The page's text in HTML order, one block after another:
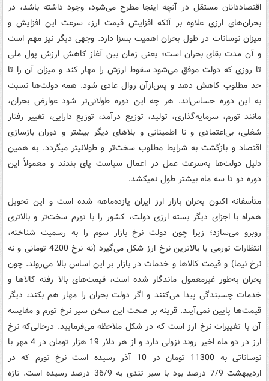
اقتصاددانان مستقل در آنچه اینجا مطرح می‌شود، وجود داشته باشد، در
بحران‌های ارزی علاوه بر آنکه افزایش قیمت ارز، سرعت این افزایش و
میزان نوسانات در طول بحران اهمیت بسزا دارد. وجهی دیگر نیز مهم است
و آن مدت بقای بحران است؛ یعنی زمان بین آغاز کاهش ارزش پول ملی
تا روزی که دولت موفق می‌شود سقوط ارزش را مهار کند و میزان آن را تا
حد مطلوب کاهش دهد و پس‌ازآن روال عادی شود. همه دولت‌ها نسبت
به این دوره حساس‌اند. هر چه این دوره طولانی‌تر شود عوارض بحران،
مانند تورم، سرمایه‌گذاری، تولید، توزیع درآمد، توزیع دارایی، تغییر رفتار
شغلی، بی‌اعتمادی و نا اطمینانی و بلاهای دیگر بیشتر و دوران بازسازی
اقتصاد و بازگشت به شرایط مطلوب سخت‌تر و طولانی­تر می­گردد. به همین
دلیل دولت‌ها به‌سرعت عمل در اعمال سیاست پای بندند و معمولاً این
دوره دو تا سه ماه بیشتر طول نمی­کشد.
متأسفانه اکنون بحران بازار ارز ایران یازده‌ماهه شده است و این تحویل
همراه با اجزای دیگر بسته ارزی دولت، کشور را با تورم سخت‌تر و بالاتری
روبرو می‌سازد؛ زیرا چون دولت نرخ بازار سوم را به رسمیت شناخته،
انتظارات تورمی با بالاترین نرخ ارز شکل می‌گیرد (نه نرخ 4200 تومانی و نه
نرخ نیما) و قیمت کالاها و خدمات در بازار بر این اساس بالا می‌روند. چون
بحران به‌طور غیرمعمول ماندگار شده است، قیمت‌های بالا رفته کالاها و
خدمات چسبندگی پیدا می‌کنند و اگر دولت بحران را مهار هم بکند، دیگر
قیمت‌ها پایین نمی‌آیند. قرینه بر صحت این سخن سیر نرخ تورم و مقایسه
آن با تغییرات نرخ ارز است که در شکل ملاحظه می‌فرمایید. درحالی‌که نرخ
ارز در دو ماه اخیر روند نزولی دارد و از هر دلار 19 هزار تومان در 4 مهر با
نوساناتی به 11300 تومان در 10 آذر رسیده است نرخ تورم که در
اردیبهشت 7/9 درصد بود با سیر تندی به 36/9 درصد رسیده است. تازه